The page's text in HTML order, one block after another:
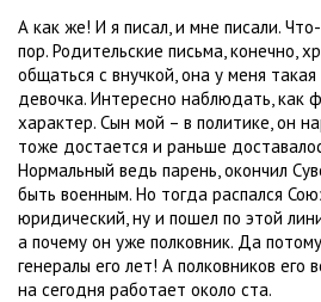
А как же! И я писал, и мне писали.
пор. Родительские письма, конечно,
общаться с внучкой, она у меня
девочка. Интересно наблюдать, как
характер. Сын мой – в политике, он
тоже достается и раньше
Нормальный ведь парень, окончил
быть военным. Но тогда распался
юридический, ну и пошел по этой
а почему он уже полковник. Да
генералы его лет! А полковников его
на сегодня работает около ста.